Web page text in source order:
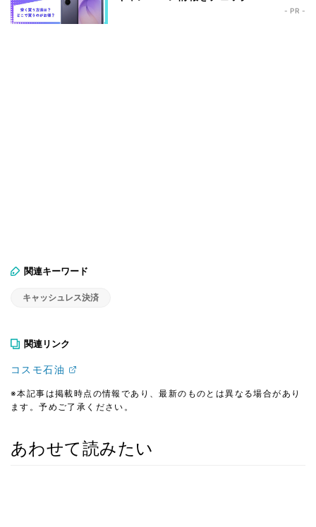
- PR -
関連キーワード
キャッシュレス決済
関連リンク
コスモ石油
※本記事は掲載時点の情報であり、最新のものとは異なる場合があり
ます。予めご了承ください。
あわせて読みたい